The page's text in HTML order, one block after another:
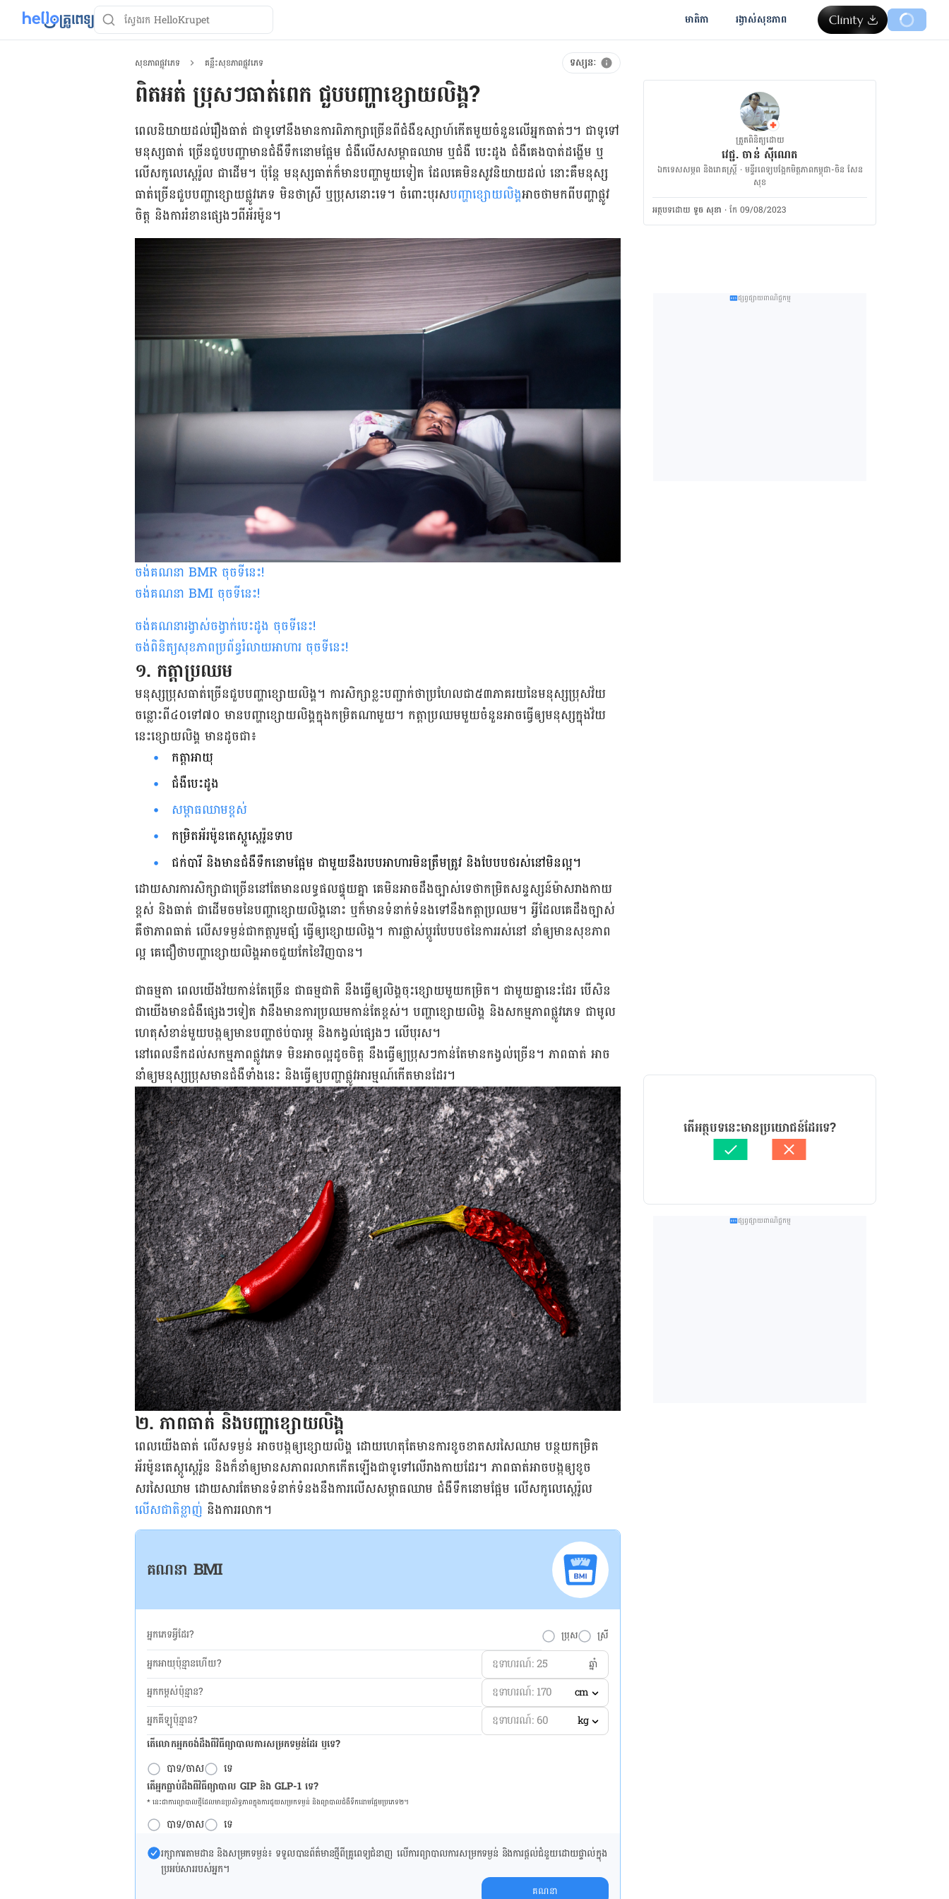
មាតិកា រង្វាស់​សុខភាព
សុខភាពផ្លូវភេទ គន្លឹះសុខភាពផ្លូវភេទ ទស្សនៈ
ពិតអត់ ប្រុសៗធាត់ពេក ជួបបញ្ហាខ្សោយលិង្គ?
ពេល​និយាយ​ដល់​រឿង​ធាត់ ជាទូទៅ​នឹង​មាន​ការ​ពិភាក្សា​ច្រើន​​ពី​ជំងឺ​ឧស្សាហ៍​កើត​មួយ​ចំនួន​លើ​អ្នក​ធាត់​ៗ​។ ជា​ទូទៅ​
មនុស្ស​ធាត់​ ច្រើន​ជួប​បញ្ហា​មាន​ជំងឺ​ទឹក​នោម​ផ្អែម ជំងឺ​លើស​សម្ពាធ​ឈាម ឬ​ជំងឺ បេះដូង ជំងឺ​គេង​បាត់​ដង្ហើម ឬ​
លើស​កូលេស្តេរ៉ូល ជា​ដើម​។ ប៉ុន្តែ មនុស្ស​ធាត់​ក៏​មាន​បញ្ហា​មួយ​ទៀត ដែល​គេ​មិន​សូវ​និយាយ​ដល់ នោះ​គឺ​មនុស្ស​
ធាត់​ច្រើន​ជួប​បញ្ហា​ខ្សោយ​ផ្លូវ​ភេទ​ មិន​ថា​ស្រី ឬ​ប្រុស​នោះ​ទេ​។ ចំពោះ​បុរស​បញ្ហា​ខ្សោយ​លិង្គ​អាច​ថា​មកពី​បញ្ហា​ផ្លូវ
ចិត្ត និង​ការ​រំខាន​ផ្សេងៗ​ពី​អ័រម៉ូន​។
ចង់គណនា BMR ចុចទីនេះ!
ចង់គណនា BMI ចុចទីនេះ!
ចង់គណនារង្វាស់ចង្វាក់បេះដូង ចុចទីនេះ!
ចង់ពិនិត្យសុខភាពប្រព័ន្ធរំលាយអាហារ ចុចទីនេះ!
១. កត្តា​ប្រឈម​
មនុស្ស​ប្រុស​ធាត់​ច្រើន​ជួប​បញ្ហា​ខ្សោយ​លិង្គ។ ការ​សិក្សា​ខ្លះ​បញ្ជាក់​ថា​ប្រហែល​ជា​៥៣​ភាគរយ​នៃ​មនុស្ស​​ប្រុស​វ័យ​
ចន្លោះ​ពី​៤០​ទៅ​៧០ មាន​បញ្ហា​ខ្សោយ​លិង្គ​ក្នុង​កម្រិត​ណាមួយ​។ កត្តា​ប្រ​ឈម​មួយ​ចំនួន​អាច​ធ្វើ​ឲ្យ​មនុស្ស​ក្នុង​វ័យ​
នេះ​ខ្សោយ​លិង្គ​ មាន​ដូច​ជា៖​
កត្តា​អាយុ
ជំងឺ​បេះដូង
សម្ពាធ​ឈាម​ខ្ពស់
កម្រិត​អ័រម៉ូន​តេស្តូស្តេរ៉ូន​ទាប​
ជក់បារី និង​មាន​ជំងឺ​ទឹកនោម​ផ្អែម ជាមួយ​នឹង​របប​អាហារ​មិន​ត្រឹម​ត្រូវ និង​បែប​បថ​រស់​នៅ​មិន​ល្អ​។​
ដោយ​សារ​ការ​សិក្សា​ជា​ច្រើន​នៅ​តែ​មាន​លទ្ធ​ផល​ផ្ទុយ​គ្នា គេ​មិន​អាច​ដឹង​ច្បាស់​ទេ​ថា​កម្រិត​សន្ទស្សន៍​ម៉ាស​រាង​កាយ​
ខ្ពស់ និង​ធាត់ ជា​ដើម​ចម​នៃ​បញ្ហា​ខ្សោយ​លិង្គ​នោះ ឬ​ក៏​មាន​ទំនាក់​ទំនង​ទៅ​នឹង​កត្តា​ប្រឈម​។ អ្វី​ដែល​គេ​ដឹង​ច្បាស់
គឺ​ថា​ភាព​​ធាត់ លើស​ទម្ងន់​ជា​កត្តា​រួម​ផ្សំ​ ធ្វើ​ឲ្យ​ខ្សោយ​លិង្គ​។ ការ​ផ្លាស់​ប្ដូរ​បែប​បថ​នៃ​ការ​រស់​នៅ នាំ​ឲ្យ​មាន​សុខ​ភាព​
ល្អ​ គេ​ជឿ​ថា​បញ្ហា​ខ្សោយ​លិង្គ​អាច​ជួយ​កែ​ខៃ​វិញ​បាន​។​​
ជា​ធម្មតា ពេល​យើង​វ័យ​កាន់​តែ​ច្រើន ជា​ធម្មជាតិ នឹង​ធ្វើ​ឲ្យ​លិង្គ​ចុះ​ខ្សោយ​មួយ​កម្រិត​។ ជាមួយ​គ្នា​នេះ​ដែរ បើ​សិន​
ជា​យើង​មាន​ជំងឺ​ផ្សេងៗ​ទៀត វា​នឹង​មាន​ការ​ប្រឈម​កាន់តែ​ខ្ពស់។ បញ្ហា​ខ្សោយ​លិង្គ និង​សកម្មភាព​ផ្លូវ​ភេទ ជា​មូល​
ហេតុ​សំខាន់​មួយ​បង្ក​ឲ្យ​មាន​បញ្ហា​ថប់បារម្ភ និង​កង្វល់​ផ្សេងៗ លើ​បុរស​។
នៅ​ពេល​នឹក​ដល់​សកម្មភាព​ផ្លូវ​ភេទ មិន​អាច​ល្អ​ដូច​ចិត្ត​ នឹង​ធ្វើ​ឲ្យ​ប្រុសៗ​កាន់​តែ​មាន​កង្វល់​ច្រើន​។ ភាព​ធាត់ អាច​
នាំ​ឲ្យ​មនុស្ស​ប្រុស​មាន​ជំងឺ​ទាំង​នេះ និង​ធ្វើ​ឲ្យ​បញ្ហា​ផ្លូវ​អារម្មណ៍​កើត​មាន​ដែរ​។
​២. ភាព​ធាត់ និងបញ្ហា​​ខ្សោយ​លិង្គ​
ពេល​យើង​ធាត់ លើស​ទម្ងន់ អាច​បង្ក​ឲ្យ​ខ្សោយ​លិង្គ ដោយ​ហេតុ​តែ​មានការ​ខូច​ខាត​សរសៃឈាម បន្ថយ​កម្រិត​
អ័រម៉ូន​តេស្តូស្តេរ៉ូន និង​ក៏​នាំ​ឲ្យ​មាន​សភាព​រលាក​កើត​ឡើង​ជា​ទូ​ទៅ​លើ​រាង​កាយ​ដែរ​។ ភាព​ធាត់​អាច​បង្ក​ឲ្យ​ខូច​
សរសៃឈាម ដោយសារតែ​មាន​ទំនាក់​ទំនង​នឹង​ការ​លើស​សម្ពាធ​ឈាម ជំងឺ​ទឹក​នោម​ផ្អែម លើស​កូលេស្តេរ៉ូល
លើស​ជាតិ​ខ្លាញ់ និង​ការ​រលាក​។
គណនា BMI
អ្នកភេទអ្វីដែរ? ប្រុស ស្រី
អ្នកអាយុប៉ុន្មានហើយ?
ឆ្នាំ
អ្នកកម្ពស់ប៉ុន្មាន?
cm
អ្នកគីឡូប៉ុន្មាន?
kg
តើលោកអ្នកចង់ដឹង​ពីវិធីព្យាបាលការសម្រកទម្ងន់ដែរ ឬទេ?
បាទ/ចាស ទេ
តើអ្នកធ្លាប់ដឹងពីវិធីព្យាបាល GIP និង GLP-1 ទេ?
* នេះ​ជា​ការ​ព្យា​បាល​ថ្មីដែល​​មាន​ប្រសិទ្ធ​ភាព​ក្នុង​ការ​ជួយ​សម្រក​ទម្ងន់ និង​ព្យា​បាល​ជំ​ងឺ​ទឹក​នោម​ផ្អែម​ប្រភេទ២។
បាទ/ចាស ទេ
រក្សា​ការ​តាមដាន និងសម្រក​ទម្ងន់៖ ទទួលបាន​ព័ត៌​មាន​ថ្មី​ពី​គ្រូពេទ្យ​ជំនាញ លើ​ការ​ព្យា​បាល​ការសម្រក​ទម្ងន់ និងការផ្តល់ជំនួយដោយផ្ទាល់​ក្នុង​
ប្រអប់​សារ​របស់​អ្នក។
គណនា
ត្រួតពិនិត្យដោយ
វេជ្ជ. ចាន់ ស៊ីណេត
ឯកទេសសម្ភព និងរោគស្ត្រី · ម​ន្ទីរពេទ្យបង្អែកមិត្តភាពកម្ពុជា-ចិន សែន
សុខ
អត្ថបទ​ដោយ ទូច សុខា ·កែ 09/08/2023
ផ្សព្វផ្សាយពាណិជ្ជកម្ម
តើអត្ថបទនេះមានប្រយោជន៍ដែរទេ?
ផ្សព្វផ្សាយពាណិជ្ជកម្ម